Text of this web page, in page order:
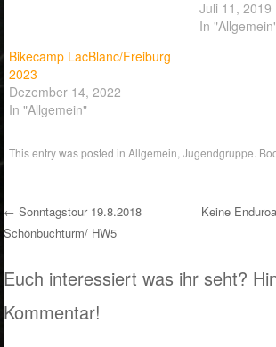
Juli 11, 2019
In
Bikecamp LacBlanc/Freiburg
2023
Dezember 14, 2022
In "Allgemein"
This entry was posted inAllgemein ,Jugendgruppe .
Post navigation
← Sonntagstour 19.8.2018
Schönbuchturm/ HW5
Keine
Euch interessiert was ihr seht?
Kommentar!